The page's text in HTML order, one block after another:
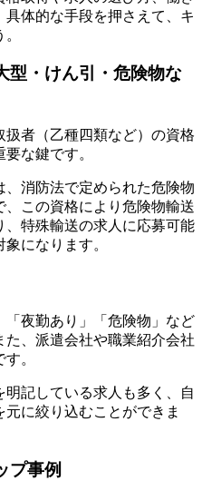
体的な手段を押さえて、キ
型・けん引・危険物な
者（乙種四類など）の資格
な鍵です。
、消防法で定められた危険物
この資格により危険物輸送
特殊輸送の求人に応募可能
になります。
夜勤あり」「危険物」など
、派遣会社や職業紹介会社
。
明記している求人も多く、自
に絞り込むことができま
プ事例